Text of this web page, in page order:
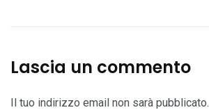
Lascia un commento
Il tuo indirizzo email non sarà pubblicato.